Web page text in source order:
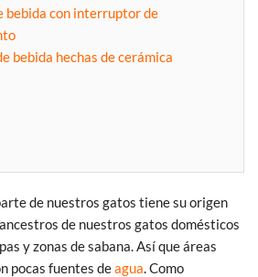
bebida con interruptor de
bebida hechas de cerámica
de nuestros gatos tiene su origen
de nuestros gatos domésticos
y zonas de sabana. Así que áreas
pocas fuentes deagua. Como